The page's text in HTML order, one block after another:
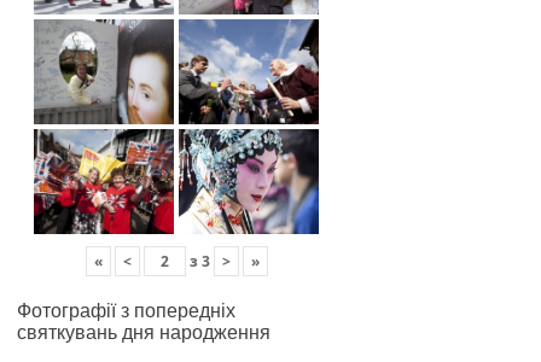
« < з 3 > »
Фотографії з попередніх
святкувань дня народження